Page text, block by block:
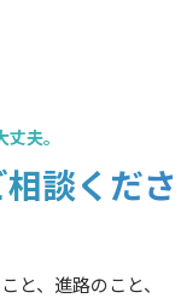
夫。
相談くだ
と、進路のこと、